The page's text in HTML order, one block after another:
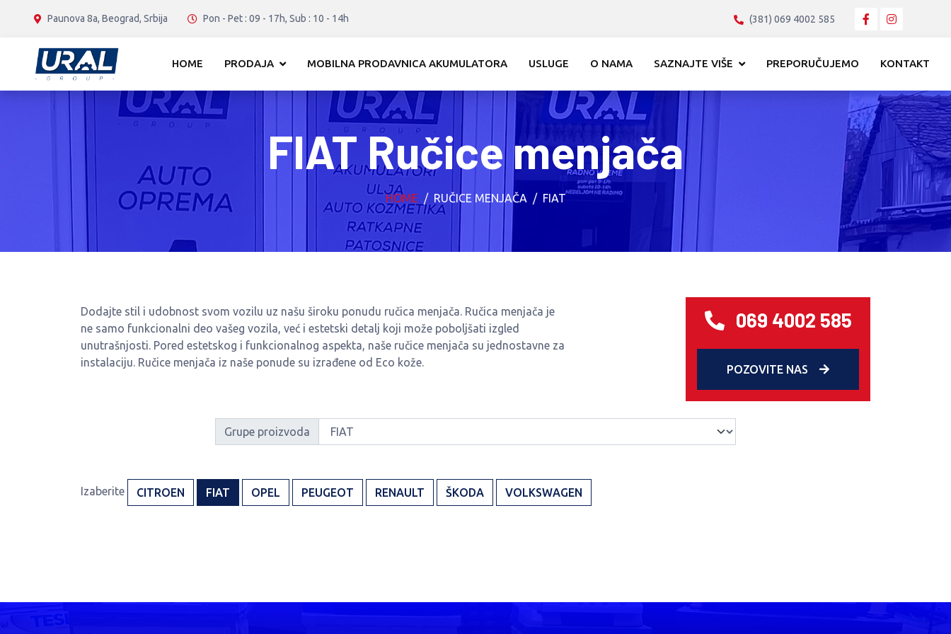
Paunova 8a, Beograd, Srbija Pon - Pet : 09 - 17h, Sub : 10 - 14h (381) 069 4002 585
HOME PRODAJA MOBILNA PRODAVNICA AKUMULATORA USLUGE O NAMA SAZNAJTE VIŠE PREPORUČUJEMO KONTAKT
FIAT Ručice menjača
HOME RUČICE MENJAČA FIAT
Dodajte stil i udobnost svom vozilu uz našu široku ponudu ručica menjača. Ručica menjača je
ne samo funkcionalni deo vašeg vozila, već i estetski detalj koji može poboljšati izgled
unutrašnjosti. Pored estetskog i funkcionalnog aspekta, naše ručice menjača su jednostavne za
instalaciju. Ručice menjača iz naše ponude su izrađene od Eco kože.
069 4002 585
POZOVITE NAS
Grupe proizvoda
Izaberite CITROEN FIAT OPEL PEUGEOT RENAULT ŠKODA VOLKSWAGEN